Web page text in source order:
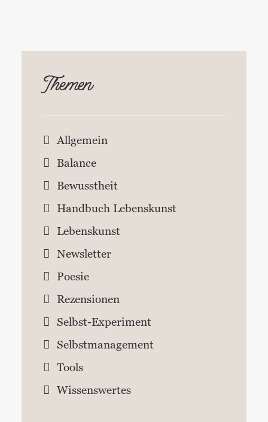
Themen
Allgemein
Balance
Bewusstheit
Handbuch Lebenskunst
Lebenskunst
Newsletter
Poesie
Rezensionen
Selbst-Experiment
Selbstmanagement
Tools
Wissenswertes